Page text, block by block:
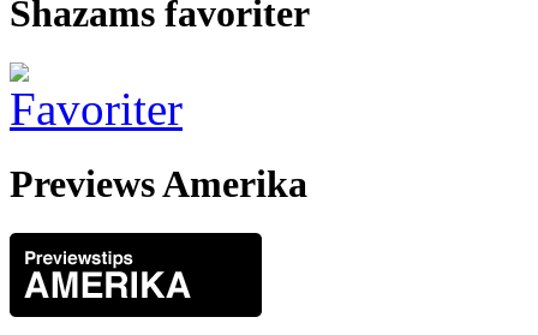
Shazams favoriter
Previews Amerika